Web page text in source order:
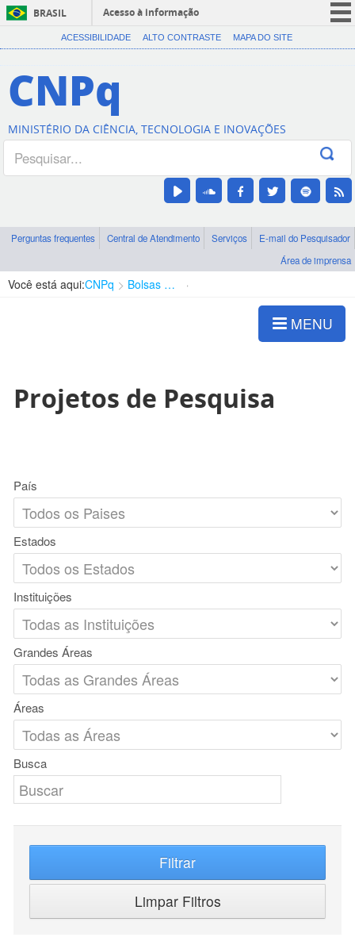
BRASIL
Acesso à informação
CORONAVÍRUS (COVID-19)
Canais
ACESSIBILIDADE ALTO CONTRASTE MAPA DO SITE
CNPq
MINISTÉRIO DA CIÊNCIA, TECNOLOGIA E INOVAÇÕES
Perguntas frequentes Central de Atendimento Serviços
E-mail do Pesquisador
Área de imprensa
Você está aqui:CNPq Bolsas e Auxílios Vigentes
MENU
Projetos de Pesquisa
País
Estados
Instituições
Grandes Áreas
Áreas
Busca
Filtrar
Limpar Filtros